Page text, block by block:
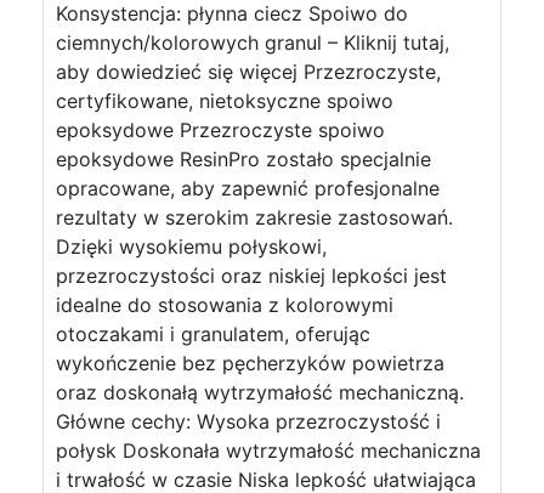
Konsystencja: płynna ciecz Spoiwo do
ciemnych/kolorowych granul – Kliknij tutaj,
aby dowiedzieć się więcej Przezroczyste,
certyfikowane, nietoksyczne spoiwo
epoksydowe Przezroczyste spoiwo
epoksydowe ResinPro zostało specjalnie
opracowane, aby zapewnić profesjonalne
rezultaty w szerokim zakresie zastosowań.
Dzięki wysokiemu połyskowi,
przezroczystości oraz niskiej lepkości jest
idealne do stosowania z kolorowymi
otoczakami i granulatem, oferując
wykończenie bez pęcherzyków powietrza
oraz doskonałą wytrzymałość mechaniczną.
Główne cechy: Wysoka przezroczystość i
połysk Doskonała wytrzymałość mechaniczna
i trwałość w czasie Niska lepkość ułatwiająca